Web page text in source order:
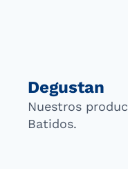
Degustan
Nuestros
Batidos.